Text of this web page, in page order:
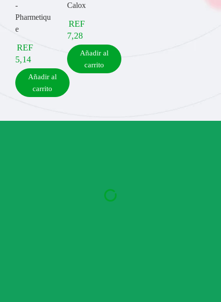
-
Pharmetiqu
e
REF
5,14
Añadir al
carrito
Calox
REF
7,28
Añadir al
carrito